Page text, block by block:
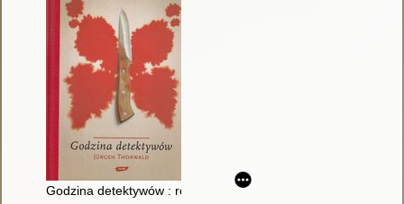
Godzina detektywów : rozwój i kariera kryminalistyki